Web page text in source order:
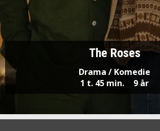
The Roses
Drama / Komedie
1 t. 45 min.
9 år